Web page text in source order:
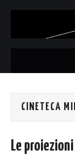
NEWS
CINETECA
Le